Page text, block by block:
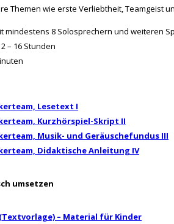
Themen wie erste Verliebtheit, Teamgeist
mindestens 8 Solosprechern und weiteren
– 16 Stunden
Lesetext I
Kurzhörspiel-Skript II
Musik- und Geräuschefundus III
Didaktische Anleitung IV
umsetzen
– Material für Kinder